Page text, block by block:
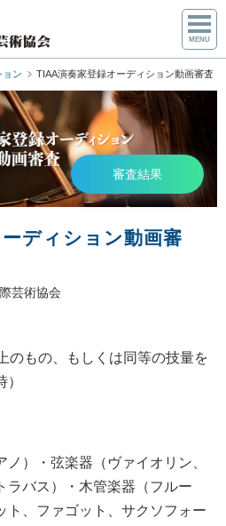
ョン TIAA演奏家登録オーディション動画審査
審査結果
ディション動画審
芸術協会
のもの、もしくは同等の技量を
）・弦楽器（ヴァイオリン、
ラバス）・木管楽器（フルー
ト、ファゴット、サクソフォー